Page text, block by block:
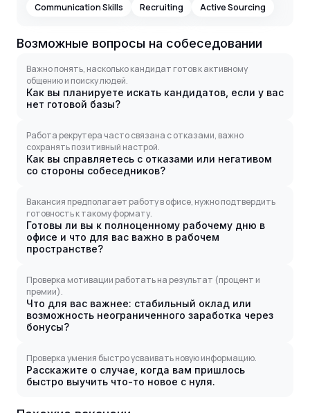
Communication Skills Recruiting Active Sourcing
Возможные вопросы на собеседовании
Важно понять, насколько кандидат готов к активному
общению и поиску людей.
Как вы планируете искать кандидатов, если у вас
нет готовой базы?
Работа рекрутера часто связана с отказами, важно
сохранять позитивный настрой.
Как вы справляетесь с отказами или негативом
со стороны собеседников?
Вакансия предполагает работу в офисе, нужно подтвердить
готовность к такому формату.
Готовы ли вы к полноценному рабочему дню в
офисе и что для вас важно в рабочем
пространстве?
Проверка мотивации работать на результат (процент и
премии).
Что для вас важнее: стабильный оклад или
возможность неограниченного заработка через
бонусы?
Проверка умения быстро усваивать новую информацию.
Расскажите о случае, когда вам пришлось
быстро выучить что-то новое с нуля.